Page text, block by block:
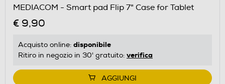
MEDIACOM - Smart pad Flip 7" Case for Tablet
€ 9,90
Acquisto online: disponibile
Ritiro in negozio in 30' gratuito: verifica
AGGIUNGI